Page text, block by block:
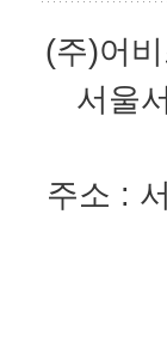
(주)어
서울
주소 :